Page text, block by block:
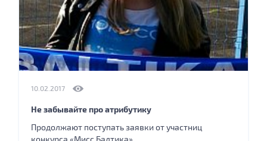
10.02.2017
Не забывайте про атрибутику
Продолжают поступать заявки от участниц